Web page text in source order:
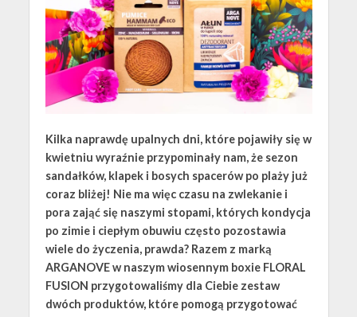
Kilka naprawdę upalnych dni, które pojawiły się w
kwietniu wyraźnie przypominały nam, że sezon
sandałków, klapek i bosych spacerów po plaży już
coraz bliżej! Nie ma więc czasu na zwlekanie i
pora zająć się naszymi stopami, których kondycja
po zimie i ciepłym obuwiu często pozostawia
wiele do życzenia, prawda? Razem z marką
ARGANOVE w naszym wiosennym boxie FLORAL
FUSION przygotowaliśmy dla Ciebie zestaw
dwóch produktów, które pomogą przygotować